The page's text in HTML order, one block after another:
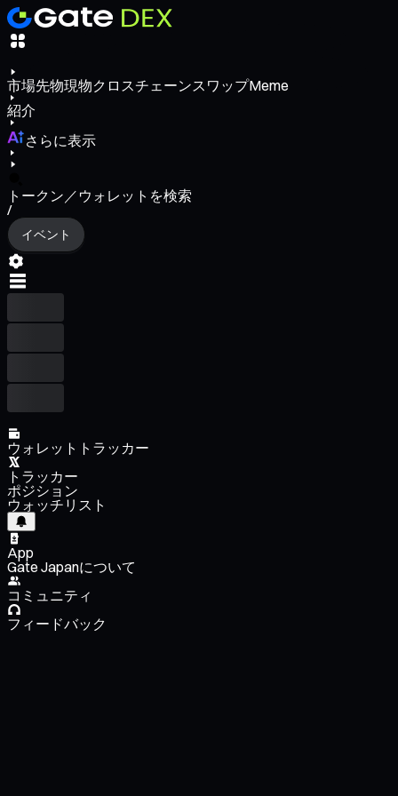
市場先物現物クロスチェーンスワップMeme
紹介
さらに表示
トークン／ウォレットを検索
/
イベント
ウォレットトラッカー
トラッカー
ポジション
ウォッチリスト
App
Gate Japanについて
コミュニティ
フィードバック